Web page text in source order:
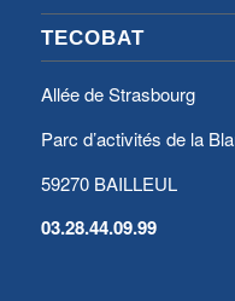
TECOBAT
Allée de Strasbourg
Parc d’activités de la
59270 BAILLEUL
03.28.44.09.99